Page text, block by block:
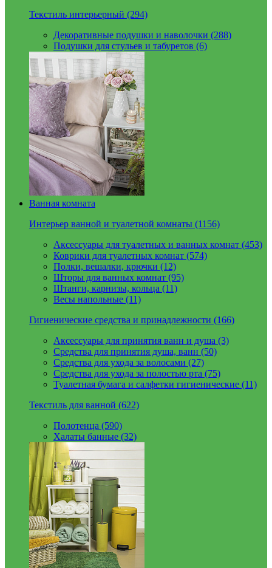
Текстиль интерьерный (294)
Декоративные подушки и наволочки (288)
Подушки для стульев и табуретов (6)
Ванная комната
Интерьер ванной и туалетной комнаты (1156)
Аксессуары для туалетных и ванных комнат (453)
Коврики для туалетных комнат (574)
Полки, вешалки, крючки (12)
Шторы для ванных комнат (95)
Штанги, карнизы, кольца (11)
Весы напольные (11)
Гигиенические средства и принадлежности (166)
Аксессуары для принятия ванн и душа (3)
Средства для принятия душа, ванн (50)
Средства для ухода за волосами (27)
Средства для ухода за полостью рта (75)
Туалетная бумага и салфетки гигиенические (11)
Текстиль для ванной (622)
Полотенца (590)
Халаты банные (32)